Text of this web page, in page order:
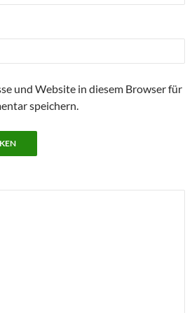
und Website in diesem Browser für
speichern.